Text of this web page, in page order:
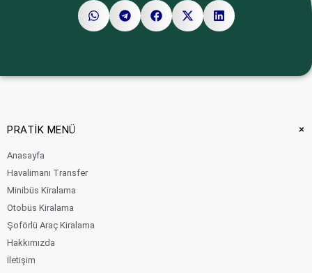
PRATİK MENÜ +
Anasayfa
Havalimanı Transfer
Minibüs Kiralama
Otobüs Kiralama
Şoförlü Araç Kiralama
Hakkımızda
İletişim